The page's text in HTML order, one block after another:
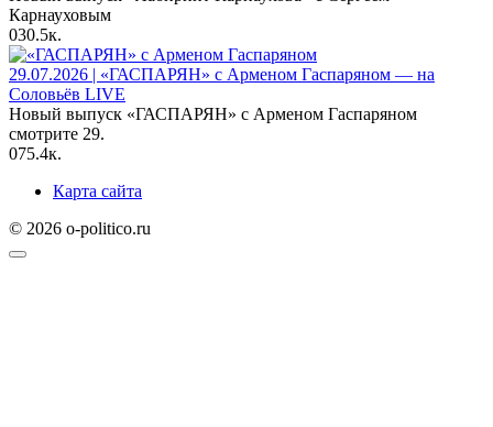
Карнауховым
030.5к.
29.07.2026 | «ГАСПАРЯН» с Арменом Гаспаряном — на
Соловьёв LIVE
Новый выпуск «ГАСПАРЯН» с Арменом Гаспаряном
смотрите 29.
075.4к.
Карта сайта
© 2026 o-politico.ru